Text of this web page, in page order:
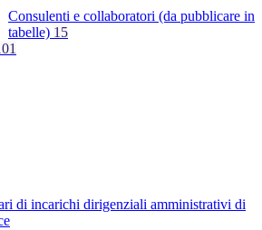
Consulenti e collaboratori (da pubblicare in
tabelle) 15
di incarichi dirigenziali amministrativi di